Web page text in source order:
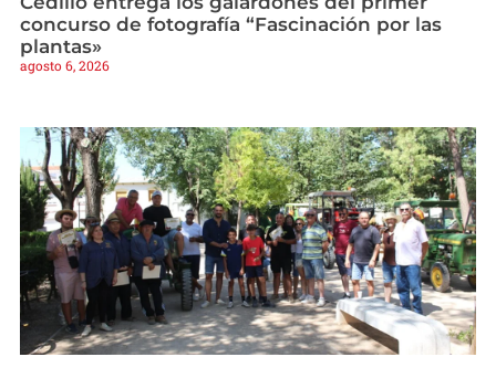
concurso de fotografía “Fascinación por las
plantas»
agosto 6, 2026